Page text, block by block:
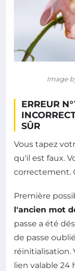
Image
ERREUR
SÛR
Vous tapez
qu'il est faux.
correctement.
Première
l'ancien mot
passe a été
de passe
réinitialisation.
lien valable 24